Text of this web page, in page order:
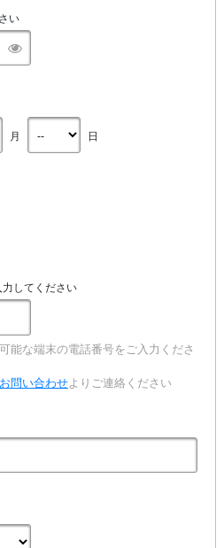
い
月 日
してください
能な端末の電話番号をご入力くださ
お問い合わせよりご連絡ください